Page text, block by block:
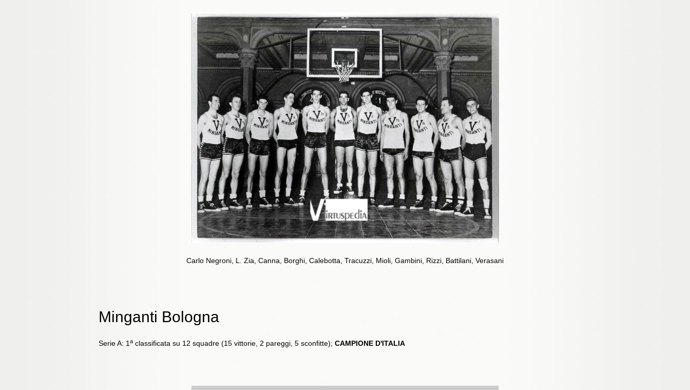
Carlo Negroni, L. Zia, Canna, Borghi, Calebotta, Tracuzzi, Mioli, Gambini, Rizzi, Battilani, Verasani
Minganti Bologna
Serie A: 1 a classificata su 12 squadre (15 vittorie, 2 pareggi, 5 sconfitte); CAMPIONE D'ITALIA